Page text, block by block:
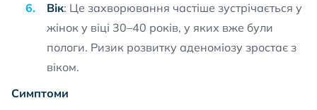
Вік: Це захворювання частіше зустрічається у
жінок у віці 30–40 років, у яких вже були
пологи. Ризик розвитку аденоміозу зростає з
віком.
Симптоми